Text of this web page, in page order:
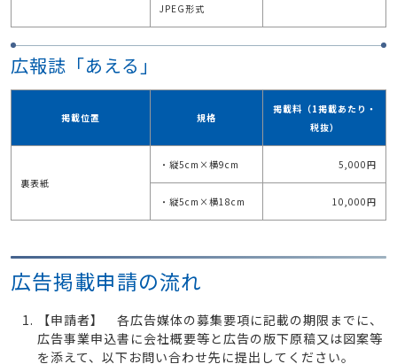
JPEG形式
広報誌「あえる」
掲載位置 規格
掲載料（1掲載あたり・
税抜）
裏表紙
・縦5cm×横9cm 5,000円
・縦5cm×横18cm 10,000円
広告掲載申請の流れ
【申請者】 各広告媒体の募集要項に記載の期限までに、
広告事業申込書に会社概要等と広告の版下原稿又は図案等
を添えて、以下お問い合わせ先に提出してください。